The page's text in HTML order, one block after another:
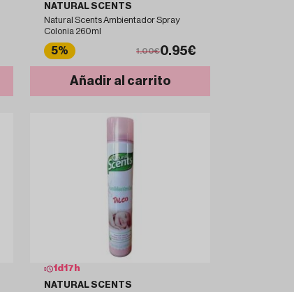
NATURAL SCENTS
Natural Scents Ambientador Spray
Colonia 260ml
5% 1.00€0.95€
Añadir al carrito
1 d 17 h
NATURAL SCENTS